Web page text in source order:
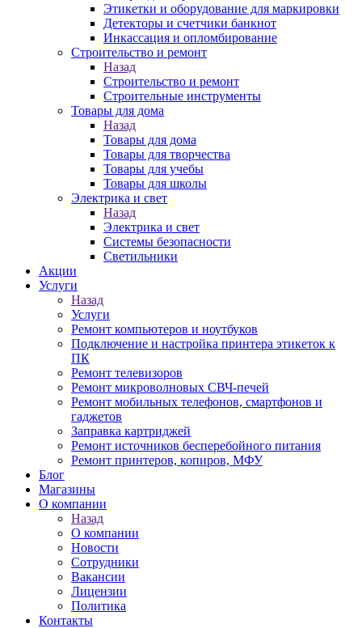
Этикетки и оборудование для маркировки
Детекторы и счетчики банкнот
Инкассация и опломбирование
Строительство и ремонт
Назад
Строительство и ремонт
Строительные инструменты
Товары для дома
Назад
Товары для дома
Товары для творчества
Товары для учебы
Товары для школы
Электрика и свет
Назад
Электрика и свет
Системы безопасности
Светильники
Акции
Услуги
Назад
Услуги
Ремонт компьютеров и ноутбуков
Подключение и настройка принтера этикеток к
ПК
Ремонт телевизоров
Ремонт микроволновых СВЧ-печей
Ремонт мобильных телефонов, смартфонов и
гаджетов
Заправка картриджей
Ремонт источников бесперебойного питания
Ремонт принтеров, копиров, МФУ
Блог
Магазины
О компании
Назад
О компании
Новости
Сотрудники
Вакансии
Лицензии
Политика
Контакты